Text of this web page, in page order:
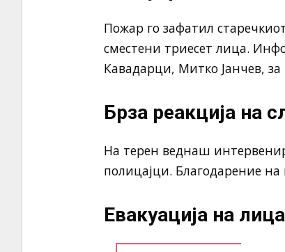
Пожар го зафатил
сместени триесет лица.
Кавадарци, Митко Јанчев,
Брза реакција на
На терен веднаш
полицајци. Благодарение
Евакуација на